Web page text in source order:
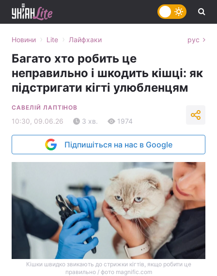
Новини › Lite › Лайфхаки рус
Багато хто робить це
неправильно і шкодить кішці: як
підстригати кігті улюбленцям
САВЕЛІЙ ЛАПТІНОВ
10:30, 09.06.26 3 хв. 1974
Підпишіться на нас в Google
Кішки швидко звикають до стрижки кігтів, якщо робити це
правильно / фото magnific.com